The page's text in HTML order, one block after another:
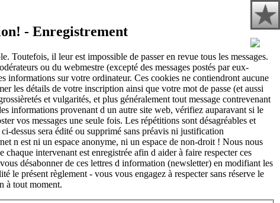
- Enregistrement
Toutefois, il leur est impossible de passer en revue tous les messages.
ou du webmestre (excepté des messages postés par eux-
informations sur votre ordinateur. Ces cookies ne contiendront aucune
les détails de votre inscription ainsi que votre mot de passe (et aussi
et vulgarités, et plus généralement tout message contrevenant
informations provenant d un autre site web, vérifiez auparavant si le
vos messages une seule fois. Les répétitions sont désagréables et
dessus sera édité ou supprimé sans préavis ni justification
n est ni un espace anonyme, ni un espace de non-droit ! Nous nous
intervenant est enregistrée afin d aider à faire respecter ces
désabonner de ces lettres d information (newsletter) en modifiant les
présent règlement - vous vous engagez à respecter sans réserve le
à tout moment.